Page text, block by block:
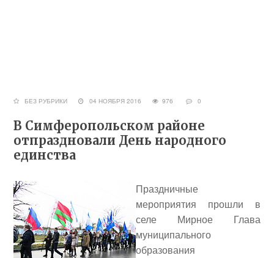
БЕЗ РУБРИКИ 04 НОЯБРЯ 2016 976 0
В Симферопольском районе
отпраздновали День народного
единства
Праздничные
мероприятия прошли в
селе Мирное Глава
муниципального
образования